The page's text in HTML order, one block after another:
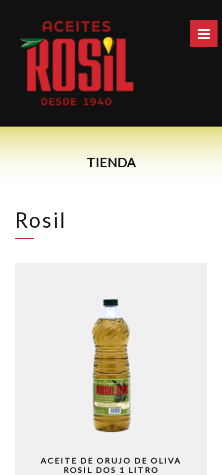
TIENDA
Rosil
ACEITE DE ORUJO DE OLIVA
ROSIL DOS 1 LITRO